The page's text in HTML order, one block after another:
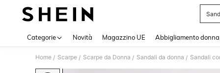
Categorie Novità Magazzino UE Abbigliamento donna
Home / Scarpe / Scarpe da Donna / Sandali da donna / Sandali